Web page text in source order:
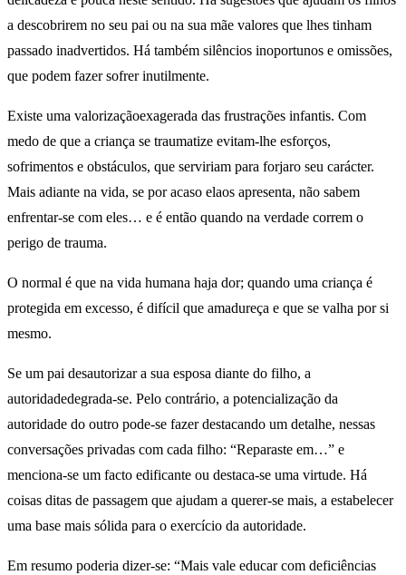
a descobrirem no seu pai ou na sua mãe valores que lhes tinham
passado inadvertidos. Há também silêncios inoportunos e omissões,
que podem fazer sofrer inutilmente.
Existe uma valorizaçãoexagerada das frustrações infantis. Com
medo de que a criança se traumatize evitam-lhe esforços,
sofrimentos e obstáculos, que serviriam para forjaro seu carácter.
Mais adiante na vida, se por acaso elaos apresenta, não sabem
enfrentar-se com eles… e é então quando na verdade correm o
perigo de trauma.
O normal é que na vida humana haja dor; quando uma criança é
protegida em excesso, é difícil que amadureça e que se valha por si
mesmo.
Se um pai desautorizar a sua esposa diante do filho, a
autoridadedegrada-se. Pelo contrário, a potencialização da
autoridade do outro pode-se fazer destacando um detalhe, nessas
conversações privadas com cada filho: “Reparaste em…” e
menciona-se um facto edificante ou destaca-se uma virtude. Há
coisas ditas de passagem que ajudam a querer-se mais, a estabelecer
uma base mais sólida para o exercício da autoridade.
Em resumo poderia dizer-se: “Mais vale educar com deficiências